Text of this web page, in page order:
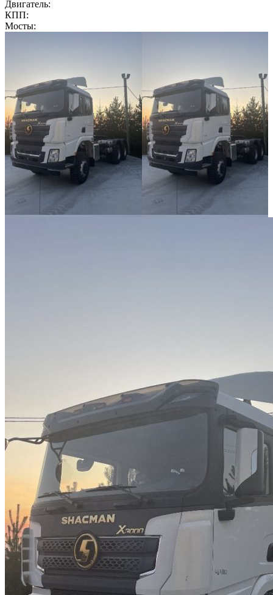
Двигатель:
КПП:
Мосты: